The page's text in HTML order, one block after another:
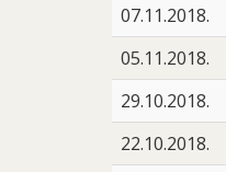
07.11.2018.
05.11.2018.
29.10.2018.
22.10.2018.